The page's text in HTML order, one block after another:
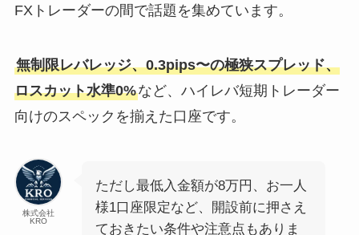
FXトレーダーの間で話題を集めています。
無制限レバレッジ、0.3pips〜の極狭スプレッド、
ロスカット水準0%など、ハイレバ短期トレーダー
向けのスペックを揃えた口座です。
株式会社
KRO
ただし最低入金額が8万円、お一人
様1口座限定など、開設前に押さえ
ておきたい条件や注意点もありま